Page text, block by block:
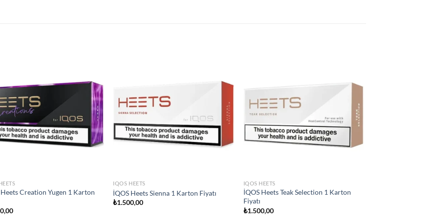
Add to
wishlist
Heets Creation Yugen 1 Karton
Add to
IQOS HEETS
İQOS Heets Sienna 1 Karton Fiyatı
₺1.500,00
Add to
IQOS HEETS
İQOS Heets Teak Selection 1 Karton
Fiyatı
₺1.500,00